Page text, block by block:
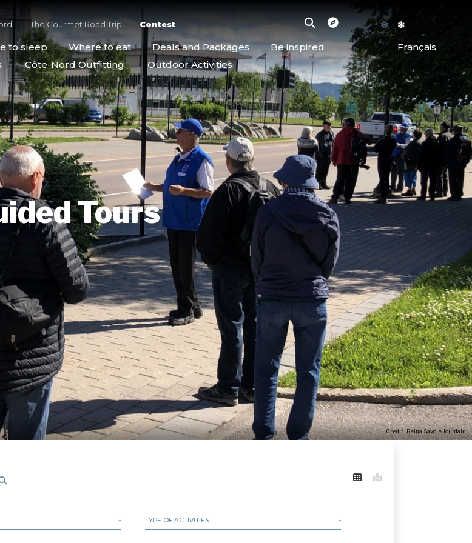
The Gourmet Road Trip Contest
to sleep Where to eat Deals and Packages Be inspired
Français
Côte-Nord Outfitting Outdoor Activities
Tours
Credit : Reina Savoie Jourdain
TYPE OF ACTIVITIES